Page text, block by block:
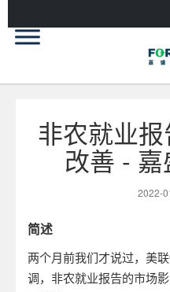
非农就业
改善 -
2022-
简述
两个月前我们才说过，美
调，非农就业报告的市场